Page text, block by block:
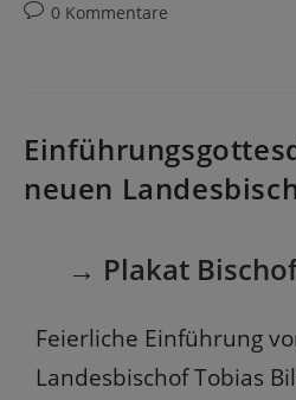
0 Kommentare
neuen
→ Plakat
Feierliche Einführung
Landesbischof Tobias